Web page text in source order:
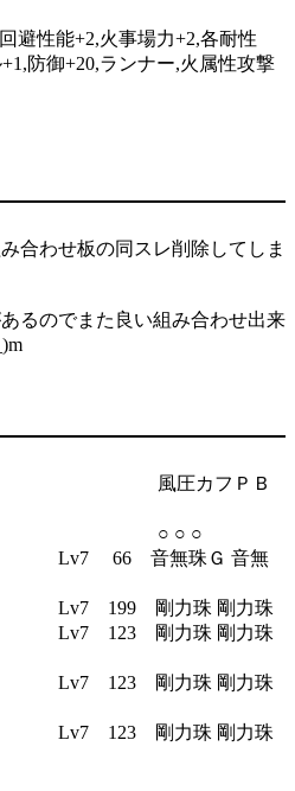
避性能+2,火事場力+2,各耐性
防御+20,ランナー,火属性攻撃
合わせ板の同スレ削除してしま
るのでまた良い組み合わせ出来
カフＰＢ
○ ○
Lv7 66 音無珠Ｇ 音無
Lv7 199 剛力珠 剛力珠
Lv7 123 剛力珠 剛力珠
Lv7 123 剛力珠 剛力珠
Lv7 123 剛力珠 剛力珠